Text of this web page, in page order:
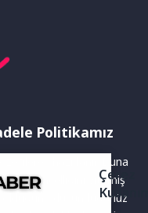
Politikamız
hazırlanır. Buna
veya güncelliğini yitirmiş
olduğunu düşündüğünüz
Çerez